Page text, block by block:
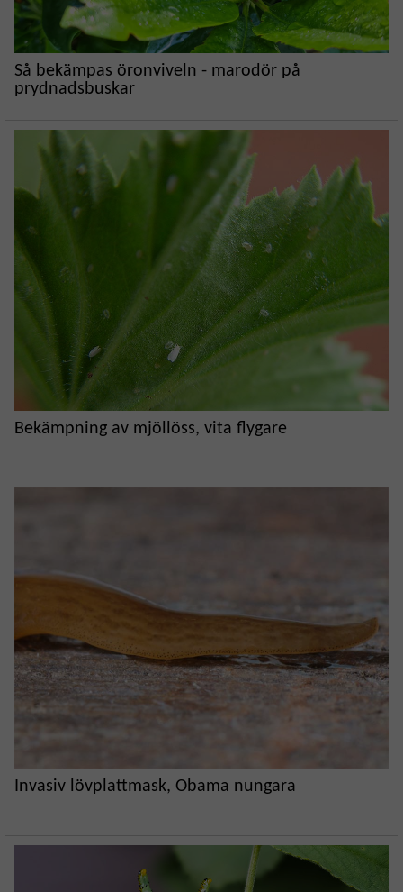
Så bekämpas öronviveln - marodör på
prydnadsbuskar
Bekämpning av mjöllöss, vita flygare
Invasiv lövplattmask, Obama nungara